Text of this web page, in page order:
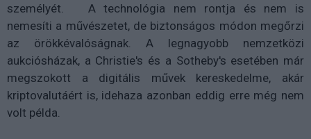
személyét. A technológia nem rontja és nem is
nemesíti a művészetet, de biztonságos módon megőrzi
az örökkévalóságnak. A legnagyobb nemzetközi
aukciósházak, a Christie's és a Sotheby's esetében már
megszokott a digitális művek kereskedelme, akár
kriptovalutáért is, idehaza azonban eddig erre még nem
volt példa.